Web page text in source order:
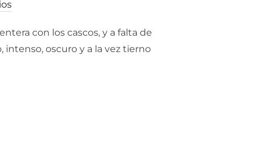
con los cascos, y a falta de
oscuro y a la vez tierno